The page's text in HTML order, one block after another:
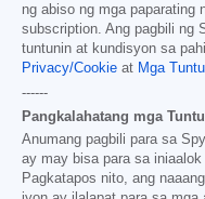
ng abiso ng mga paparating
subscription. Ang pagbili ng
tuntunin at kundisyon sa
Privacy/Cookie at Mga
------
Pangkalahatang mga
Anumang pagbili para sa
ay may bisa para sa
Pagkatapos nito, ang